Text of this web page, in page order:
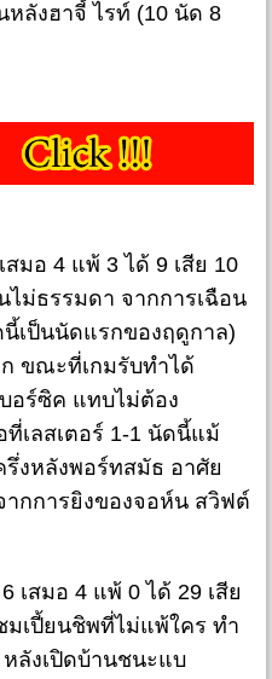
ลังฮาจี้ ไรท์ (10 นัด 8
มอ 4 แพ้ 3 ได้ 9 เสีย 10
ไม่ธรรมดา จากการเฉือน
เป็นนัดแรกของฤดูกาล)
ขณะที่เกมรับทำได้
อร์ซิค แทบไม่ต้อง
ที่เลสเตอร์ 1-1 นัดนี้แม้
รึ่งหลังพอร์ทสมัธ อาศัย
กการยิงของจอห์น สวิฟต์
เสมอ 4 แพ้ 0 ได้ 29 เสีย
มเปี้ยนชิพที่ไม่แพ้ใคร ทำ
ลังเปิดบ้านชนะแบ